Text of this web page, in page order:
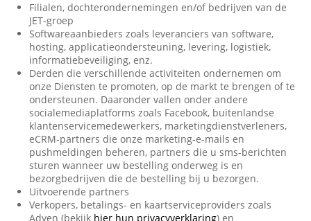
Filialen, dochterondernemingen en/of bedrijven van de
JET-groep
Softwareaanbieders zoals leveranciers van software,
hosting, applicatieondersteuning, levering, logistiek,
informatiebeveiliging, enz.
Derden die verschillende activiteiten ondernemen om
onze Diensten te promoten, op de markt te brengen of te
ondersteunen. Daaronder vallen onder andere
socialemediaplatforms zoals Facebook, buitenlandse
klantenservicemedewerkers, marketingdienstverleners,
eCRM-partners die onze marketing-e-mails en
pushmeldingen beheren, partners die u sms-berichten
sturen wanneer uw bestelling onderweg is en
bezorgbedrijven die de bestelling bij u bezorgen.
Uitvoerende partners
Verkopers, betalings- en kaartserviceproviders zoals
Adyen (bekijk hier hun privacyverklaring) en